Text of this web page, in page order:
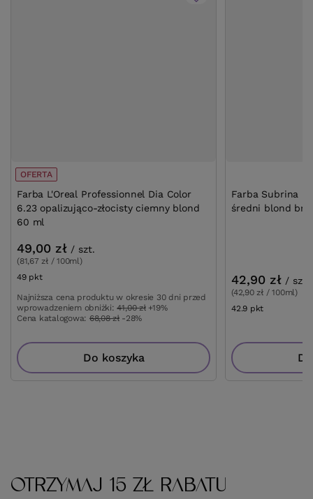
OFERTA
Farba L'Oreal Professionnel Dia Color
6.23 opalizująco-złocisty ciemny blond
60 ml
49,00 zł / szt.
(81,67 zł / 100ml)
49 pktpunktów
Najniższa cena produktu w okresie 30 dni przed
wprowadzeniem obniżki:41,00 zł +19%
Cena katalogowa: 68,08 zł -28%
Do koszyka
Farba Subrina
średni blond
42,90 zł / szt.
(42,90 zł / 100ml)
42.9 pkt
OTRZYMAJ 15 ZŁ RABATU